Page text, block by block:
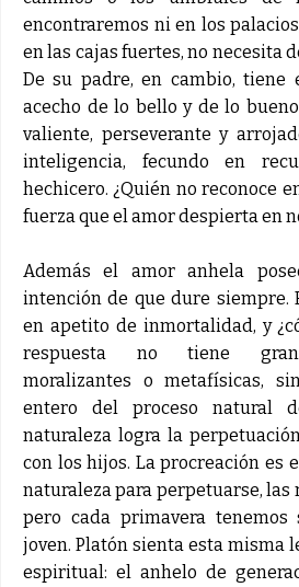
encontraremos ni en los
en las cajas fuertes, no necesita
De su padre, en cambio, tiene
acecho de lo bello y de lo
valiente, perseverante y
inteligencia, fecundo en
hechicero. ¿Quién no reconoce
fuerza que el amor despierta en
Además el amor anhela
intención de que dure siempre.
en apetito de inmortalidad, y
respuesta no tiene
moralizantes o metafísicas,
entero del proceso natural
naturaleza logra la
con los hijos. La procreación es
naturaleza para perpetuarse, las
pero cada primavera tenemos
joven. Platón sienta esta misma
espiritual: el anhelo de